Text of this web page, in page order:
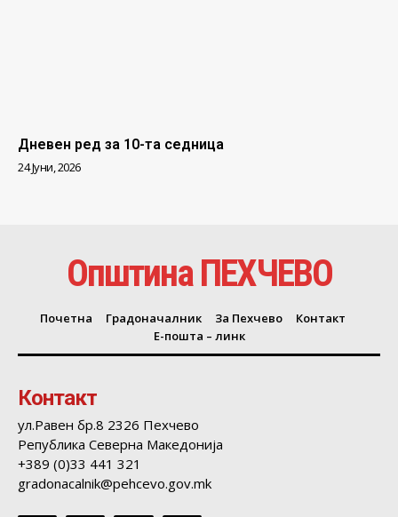
Дневен ред за 10-та седница
24 Јуни, 2026
Општина ПЕХЧЕВО
Почетна Градоначалник За Пехчево
Контакт
Е-пошта – линк
Контакт
ул.Равен бр.8 2326 Пехчево
Република Северна Македонија
+389 (0)33 441 321
gradonacalnik@pehcevo.gov.mk